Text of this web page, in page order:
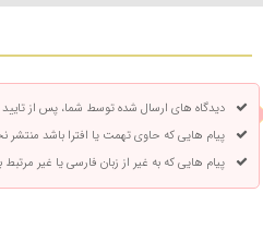
دیدگاه های ارسال شده توسط شما، پس از
پیام هایی که حاوی تهمت یا افترا باشد منتشر
پیام هایی که به غیر از زبان فارسی یا غیر